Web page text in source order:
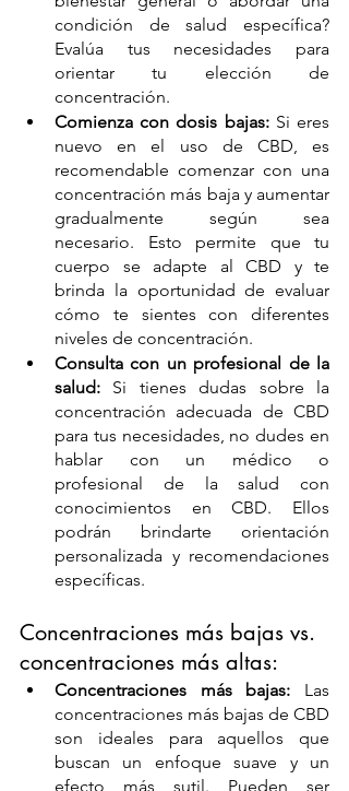
condición de salud específica?
Evalúa tus necesidades para
orientar tu elección de
concentración.
Comienza con dosis bajas: Si eres
nuevo en el uso de CBD, es
recomendable comenzar con una
concentración más baja y aumentar
gradualmente según sea
necesario. Esto permite que tu
cuerpo se adapte al CBD y te
brinda la oportunidad de evaluar
cómo te sientes con diferentes
niveles de concentración.
Consulta con un profesional de la
salud: Si tienes dudas sobre la
concentración adecuada de CBD
para tus necesidades, no dudes en
hablar con un médico o
profesional de la salud con
conocimientos en CBD. Ellos
podrán brindarte orientación
personalizada y recomendaciones
específicas.
Concentraciones más bajas vs.
concentraciones más altas:
Concentraciones más bajas: Las
concentraciones más bajas de CBD
son ideales para aquellos que
buscan un enfoque suave y un
efecto más sutil. Pueden ser